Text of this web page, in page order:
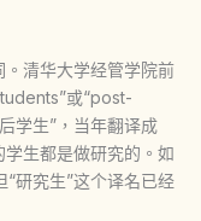
。清华大学经管学院前
或“post-
学生”，当年翻译成
学生都是做研究的。如
研究生”这个译名已经